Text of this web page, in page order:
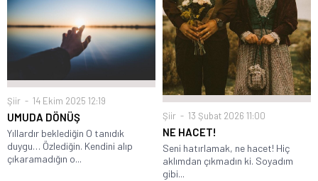
Şiir 14 Ekim 2025 12:19
UMUDA DÖNÜŞ
Yıllardır beklediğin O tanıdık
duygu… Özlediğin. Kendini alıp
çıkaramadığın o...
Şiir 13 Şubat 2026 11:00
NE HACET!
Seni hatırlamak, ne hacet! Hiç
aklımdan çıkmadın ki. Soyadım
gibi...